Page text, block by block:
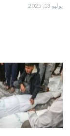
يوليو 13, 2025